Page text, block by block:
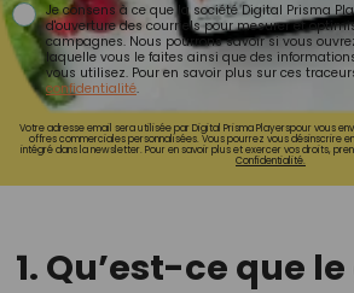
Je consens à ce que la société Digital Prisma
d'ouverture des courriels pour mesurer et
campagnes. Nous pourrons savoir si vous
laquelle vous le faites ainsi que des
vous utilisez. Pour en savoir plus sur ces
confidentialité.
Votre adresse email sera utilisée par Digital Prisma Playerspour vous
offres commerciales personnalisées. Vous pourrez vous désinscrire
intégré dans la newsletter. Pour en savoir plus et exercer vos droits,
Confidentialité.
1. Qu’est-ce que